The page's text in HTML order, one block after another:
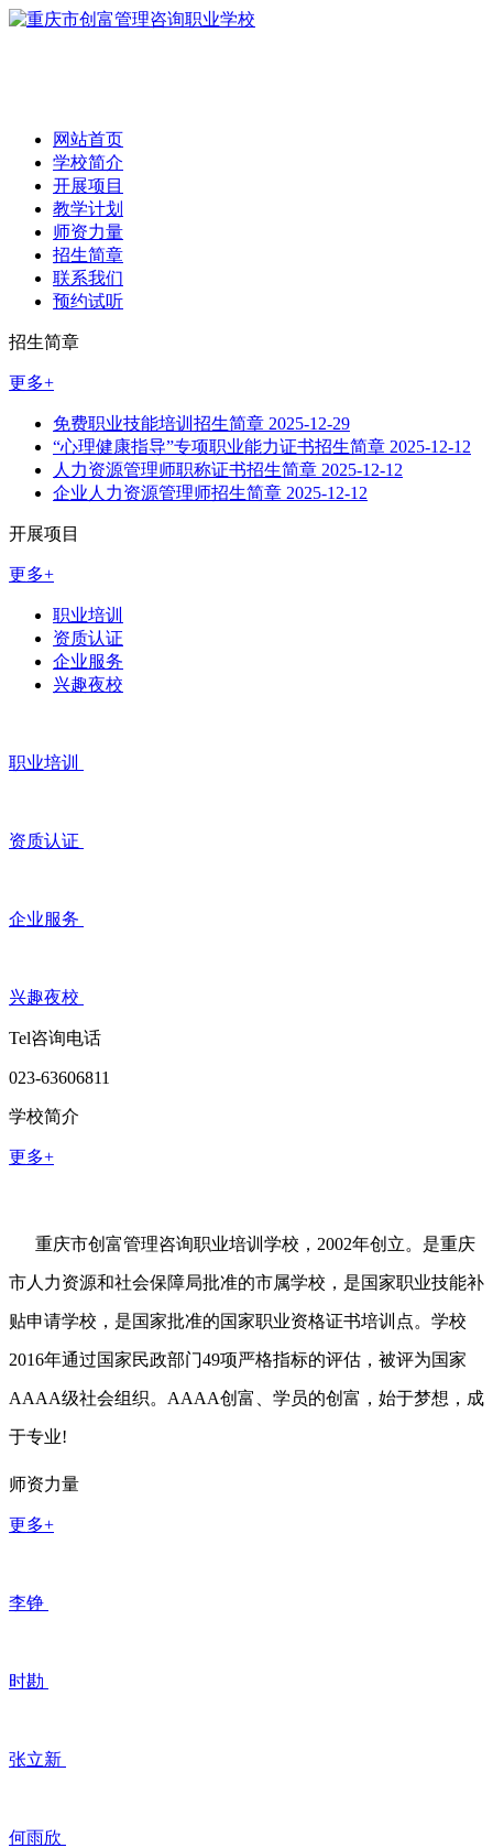
网站首页
学校简介
开展项目
教学计划
师资力量
招生简章
联系我们
预约试听
招生简章
更多+
免费职业技能培训招生简章 2025-12-29
“心理健康指导”专项职业能力证书招生简章 2025-12-12
人力资源管理师职称证书招生简章 2025-12-12
企业人力资源管理师招生简章 2025-12-12
开展项目
更多+
职业培训
资质认证
企业服务
兴趣夜校
职业培训
资质认证
企业服务
兴趣夜校
Tel咨询电话
023-63606811
学校简介
更多+
重庆市创富管理咨询职业培训学校，2002年创立。是重庆
市人力资源和社会保障局批准的市属学校，是国家职业技能补
贴申请学校，是国家批准的国家职业资格证书培训点。学校
2016年通过国家民政部门49项严格指标的评估，被评为国家
AAAA级社会组织。AAAA创富、学员的创富，始于梦想，成
于专业!
师资力量
更多+
李铮
时勘
张立新
何雨欣